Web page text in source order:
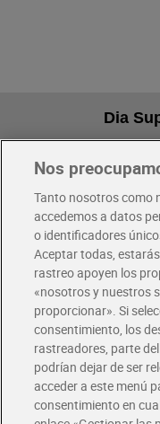
Dia
Pide hoy, recibe hoy
Envío gratis por
Envío estandar por 4,99€
Glovo y Uber Eats
Solicita tu factura de
Únete al CLUB Dia
Disfruta las ventajas y
Descárgate la APP Dia
Nos
Tanto nosotros como
accedemos a datos
o identificadores
Aceptar todas,
rastreo apoyen los
«nosotros y nuestros
proporcionar». Si
consentimiento, los
rastreadores, parte
podrían dejar de ser
acceder a este menú
consentimiento en